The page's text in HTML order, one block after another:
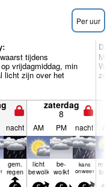
Per uur
tijdens
vrijdagmiddag, min
licht zijn over het
zaterdag
8
nacht AM PM nacht
gem.
regen
licht
bewolkt
be­
wolkt
kans
onweer